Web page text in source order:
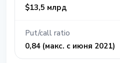
$13,5 млрд
Put/call ratio
0,84 (макс. с июня 2021)